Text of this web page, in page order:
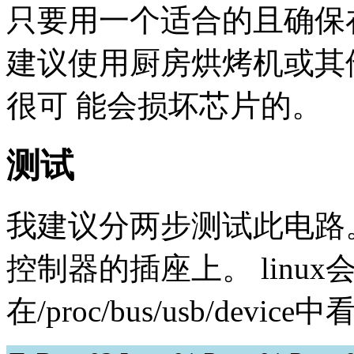
只要用一个适合的且确
建议使用厨房烘烤机或
很可 能会损坏芯片的。
测试
我建议分两步测试此电
控制器的插座上。 linux
在/proc/bus/usb/device中